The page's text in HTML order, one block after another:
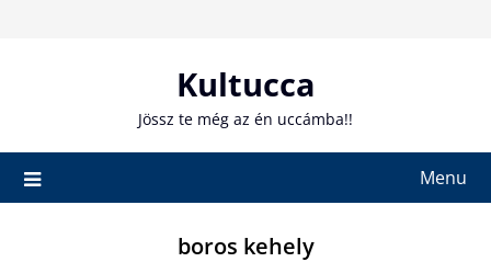
Kultucca
Jössz te még az én uccámba!!
Menu
boros kehely